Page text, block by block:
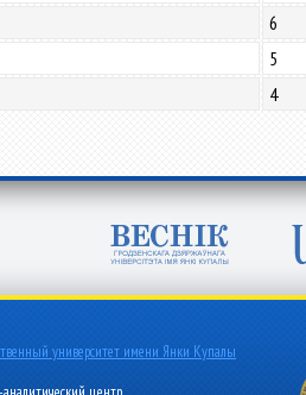
6
5
4
университет имени Янки Купалы